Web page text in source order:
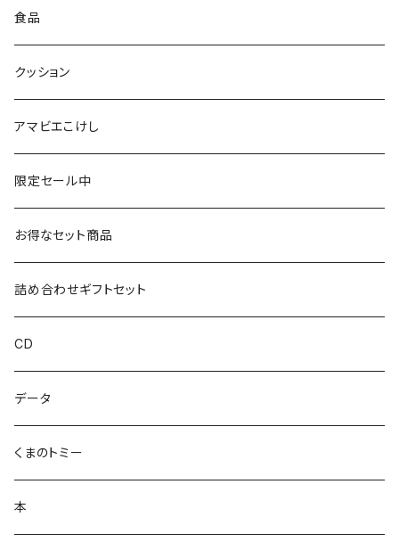
仙台弁こけしのこけし
やじろうちゃん
ばんつぁん
ズンダリアンシリーズ
コケゾン
マスキングテープ
ノート
メモ帳
クリアファイル
スポンジ
フォトフレーム
食品
クッション
アマビエこけし
限定セール中
お得なセット商品
詰め合わせギフトセット
CD
データ
くまのトミー
本